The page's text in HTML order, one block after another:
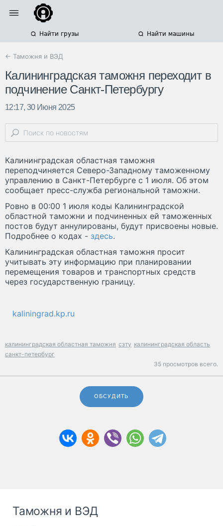
Найти грузы Найти машины
← Таможня и ВЭД
Калининградская таможня переходит в
подчинение Санкт-Петербургу
12:17, 30 Июня 2025
Калининградская областная таможня
переподчиняется Северо-Западному таможенному
управлению в Санкт-Петербурге с 1 июля. Об этом
сообщает пресс-служба региональной таможни.
Ровно в 00:00 1 июля коды Калининградской
областной таможни и подчиненных ей таможенных
постов будут аннулированы, будут присвоены новые.
Подробнее о кодах - здесь.
Калининградская областная таможня просит
учитывать эту информацию при планировании
перемещения товаров и транспортных средств
через государственную границу.
kaliningrad.kp.ru
калининградская областная таможня сзту калининградская область
санкт-петербург
35 просмотров всего.
ОБСУДИТЬ
Таможня и ВЭД